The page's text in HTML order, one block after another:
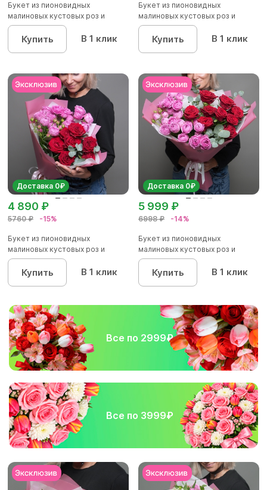
Букет из пионовидных
малиновых кустовых роз и
красных р...
Купить В 1 клик
Букет из пионовидных
малиновых кустовых роз и
красных р...
Купить В 1 клик
Доставка 0₽
5760 ₽ -15%
4 890 ₽
Букет из пионовидных
малиновых кустовых роз и
красных р...
Купить В 1 клик
Доставка 0₽
6998 ₽ -14%
5 999 ₽
Букет из пионовидных
малиновых кустовых роз и
красных р...
Купить В 1 клик
Все по 2999₽
Все по 3999₽